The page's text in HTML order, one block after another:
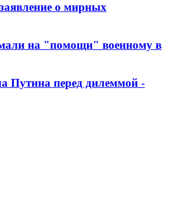
о мирных
на "помощи" военному в
Путина перед дилеммой -